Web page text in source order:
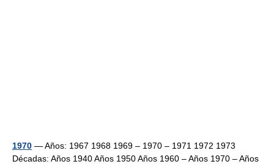
1970 — Años: 1967 1968 1969 – 1970 – 1971 1972 1973
Décadas: Años 1940 Años 1950 Años 1960 – Años 1970 – Años